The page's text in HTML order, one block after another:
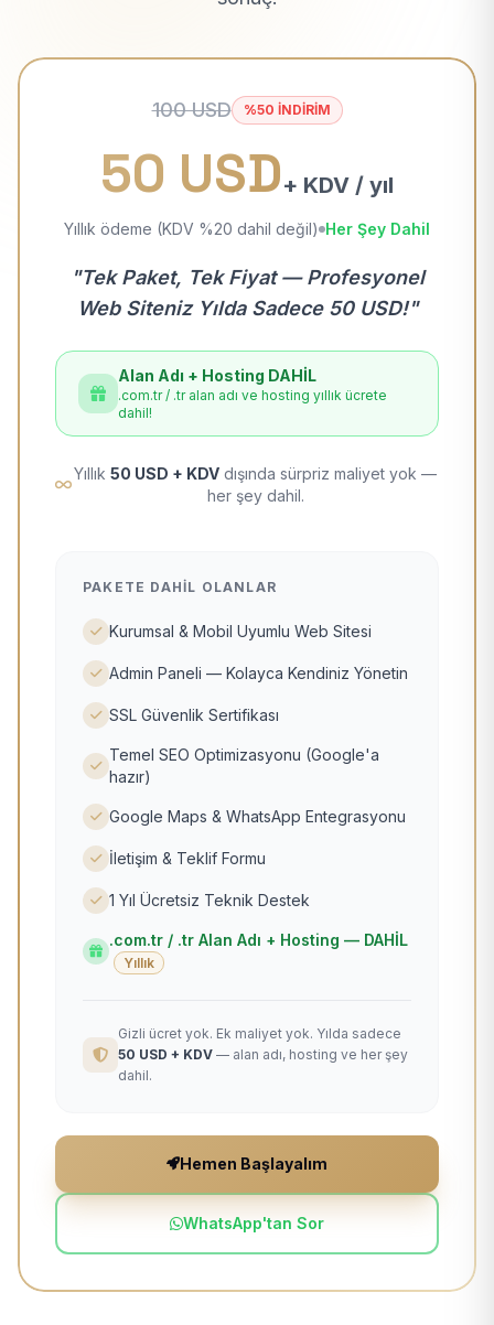
100 USD %50 İNDİRİM
50 USD+ KDV / yıl
Yıllık ödeme (KDV %20 dahil değil) Her Şey Dahil
"Tek Paket, Tek Fiyat — Profesyonel
Web Siteniz Yılda Sadece 50 USD!"
Alan Adı + Hosting DAHİL
.com.tr / .tr alan adı ve hosting yıllık ücrete
dahil!
Yıllık 50 USD + KDV dışında sürpriz maliyet yok —
her şey dahil.
PAKETE DAHIL OLANLAR
Kurumsal & Mobil Uyumlu Web Sitesi
Admin Paneli — Kolayca Kendiniz Yönetin
SSL Güvenlik Sertifikası
Temel SEO Optimizasyonu (Google'a
hazır)
Google Maps & WhatsApp Entegrasyonu
İletişim & Teklif Formu
1 Yıl Ücretsiz Teknik Destek
.com.tr / .tr Alan Adı + Hosting — DAHİL
Yıllık
Gizli ücret yok. Ek maliyet yok. Yılda sadece
50 USD + KDV — alan adı, hosting ve her şey
dahil.
Hemen Başlayalım
WhatsApp'tan Sor